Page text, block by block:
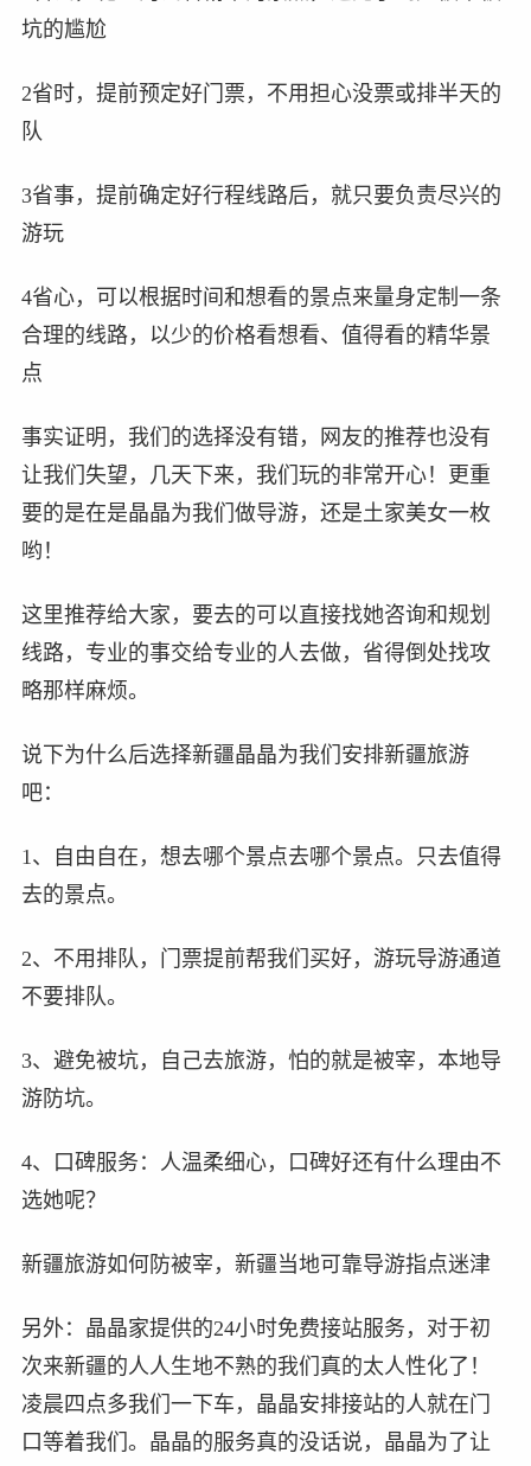
坑的尴尬
2省时，提前预定好门票，不用担心没票或排半天的
队
3省事，提前确定好行程线路后，就只要负责尽兴的
游玩
4省心，可以根据时间和想看的景点来量身定制一条
合理的线路，以少的价格看想看、值得看的精华景
点
事实证明，我们的选择没有错，网友的推荐也没有
让我们失望，几天下来，我们玩的非常开心！更重
要的是在是晶晶为我们做导游，还是土家美女一枚
哟！
这里推荐给大家，要去的可以直接找她咨询和规划
线路，专业的事交给专业的人去做，省得倒处找攻
略那样麻烦。
说下为什么后选择新疆晶晶为我们安排新疆旅游
吧：
1、自由自在，想去哪个景点去哪个景点。只去值得
去的景点。
2、不用排队，门票提前帮我们买好，游玩导游通道
不要排队。
3、避免被坑，自己去旅游，怕的就是被宰，本地导
游防坑。
4、口碑服务：人温柔细心，口碑好还有什么理由不
选她呢？
新疆旅游如何防被宰，新疆当地可靠导游指点迷津
另外：晶晶家提供的24小时免费接站服务，对于初
次来新疆的人人生地不熟的我们真的太人性化了！
凌晨四点多我们一下车，晶晶安排接站的人就在门
口等着我们。晶晶的服务真的没话说，晶晶为了让